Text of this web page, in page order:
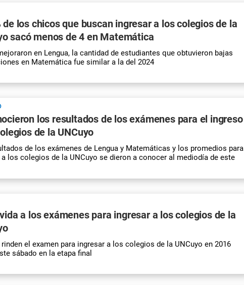
de los chicos que buscan ingresar a los colegios de la
sacó menos de 4 en Matemática
en Lengua, la cantidad de estudiantes que obtuvieron bajas
en Matemática fue similar a la del 2024
los resultados de los exámenes para el ingreso
de la UNCuyo
de los exámenes de Lengua y Matemáticas y los promedios para
a los colegios de la UNCuyo se dieron a conocer al mediodía de este
a los exámenes para ingresar a los colegios de la
rinden el examen para ingresar a los colegios de la UNCuyo en 2016
sábado en la etapa final